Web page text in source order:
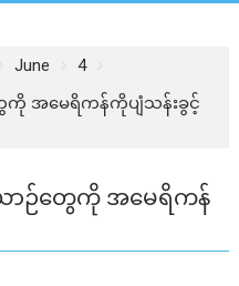
June
4
အမေရိကန်ကိုပျံသန်းခွင့်
ဉ်တွေကို အမေရိကန်